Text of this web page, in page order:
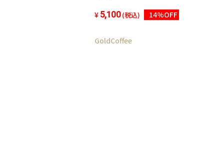
5,100 (税込) 14%OFF
GoldCoffee